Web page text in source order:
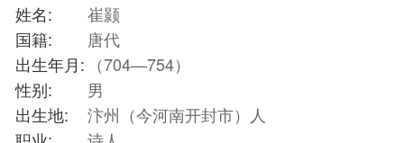
姓名:
崔颢
国籍:
唐代
出生年月: （704—754）
性别:
男
出生地:
汴州（今河南开封市）人